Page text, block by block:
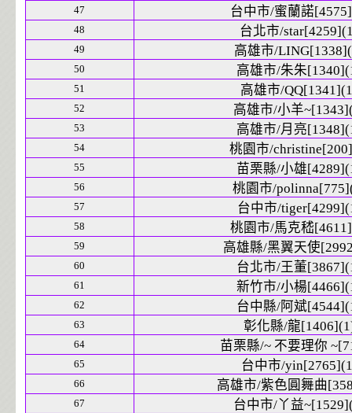
47 台中市/蜜蘭諾
48 台北市/
49 高雄市/
50 高雄市/朱朱
51 高雄市/
52 高雄市/小羊
53 高雄市/月亮
54 桃園市/
55 苗栗縣/小雄
56 桃園市/
57 台中市/
58 桃園市/馬克嵇
59 高雄縣/黑翼天使
60 台北市/王董
61 新竹市/小楊
62 台中縣/阿斌
63 彰化縣/龍
64 苗栗縣/~ 不要理你
65 台中市/
66 高雄市/紫色圓舞曲
67 台中市/丫益